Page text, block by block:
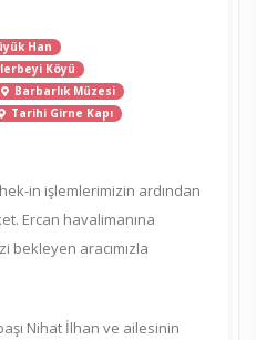
Han
Köyü
Barbarlık Müzesi
Tarihi Girne Kapı
in işlemlerimizin ardından
Ercan havalimanına
bekleyen aracımızla
Nihat İlhan ve ailesinin